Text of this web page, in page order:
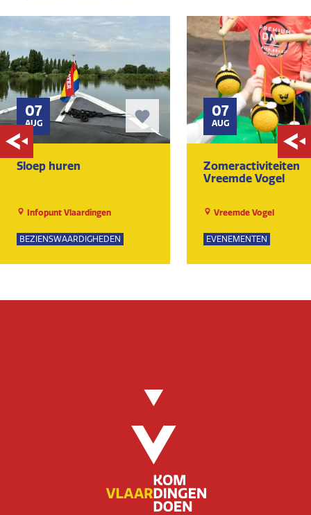
07
AUG
Sloep huren
Infopunt Vlaardingen
BEZIENSWAARDIGHEDEN
07
AUG
Zomeractiviteiten
Vreemde Vogel
Vreemde Vogel
EVENEMENTEN